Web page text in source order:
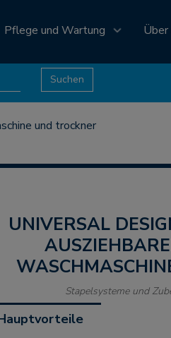
Pflege und Wartung
und trockner
UNIVERSAL DESIGN-STAPEL-SET MIT
Stapelsysteme und